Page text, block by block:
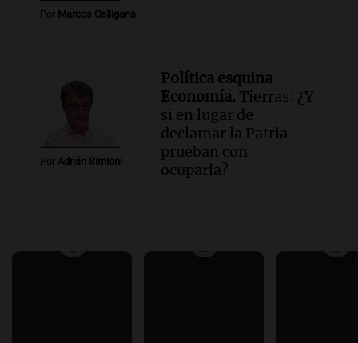
Por Marcos Calligaris
Por Adrián Simioni
Política esquina
Economía. Tierras: ¿Y
si en lugar de
declamar la Patria
prueban con
ocuparla?